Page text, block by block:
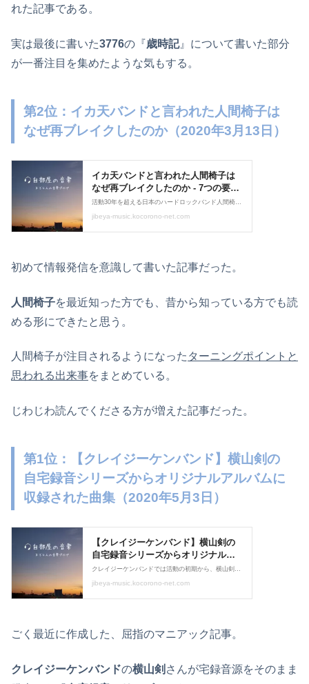
れた記事である。
実は最後に書いた3776の『歳時記』について書いた部分
が一番注目を集めたような気もする。
第2位：イカ天バンドと言われた人間椅子は
なぜ再ブレイクしたのか（2020年3月13日）
初めて情報発信を意識して書いた記事だった。
人間椅子を最近知った方でも、昔から知っている方でも読
める形にできたと思う。
人間椅子が注目されるようになった ターニングポイントと
思われる出来事をまとめている。
じわじわ読んでくださる方が増えた記事だった。
第1位：【クレイジーケンバンド】横山剣の
自宅録音シリーズからオリジナルアルバムに
収録された曲集（2020年5月3日）
ごく最近に作成した、屈指のマニアック記事。
クレイジーケンバンドの横山剣 さんが宅録音源をそのまま